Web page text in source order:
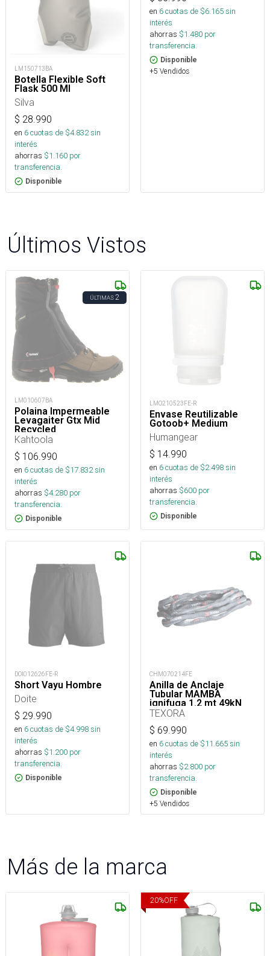
LM150713BA
Botella Flexible Soft
Flask 500 Ml
Silva
$ 28.990
en 6cuotas de $4.832sin
interés
ahorras $1.160 por
transferencia.
Disponible
en 6cuotas de $6.165sin
interés
ahorras $1.480 por
transferencia.
Disponible
+5 Vendidos
Últimos Vistos
ÚLTIMAS2
LM010607BA
Polaina Impermeable
Levagaiter Gtx Mid
Recycled
Kahtoola
$ 106.990
en 6cuotas de $17.832sin
interés
ahorras $4.280 por
transferencia.
Disponible
LMO210523FE-R
Envase Reutilizable
Gotoob+ Medium
Humangear
$ 14.990
en 6cuotas de $2.498sin
interés
ahorras $600 por
transferencia.
Disponible
DOI012626FE-R
Short Vayu Hombre
Doite
$ 29.990
en 6cuotas de $4.998sin
interés
ahorras $1.200 por
transferencia.
Disponible
CHM070214FE
Anilla de Anclaje
Tubular MAMBA
ignifuga 1.2 mt 49kN
TEXORA
$ 69.990
en 6cuotas de $11.665sin
interés
ahorras $2.800 por
transferencia.
Disponible
+5 Vendidos
Más de la marca
20%OFF